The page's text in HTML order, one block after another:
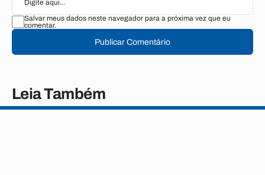
Salvar meus dados neste navegador para a próxima vez que eu
comentar.
Publicar Comentário
Leia Também